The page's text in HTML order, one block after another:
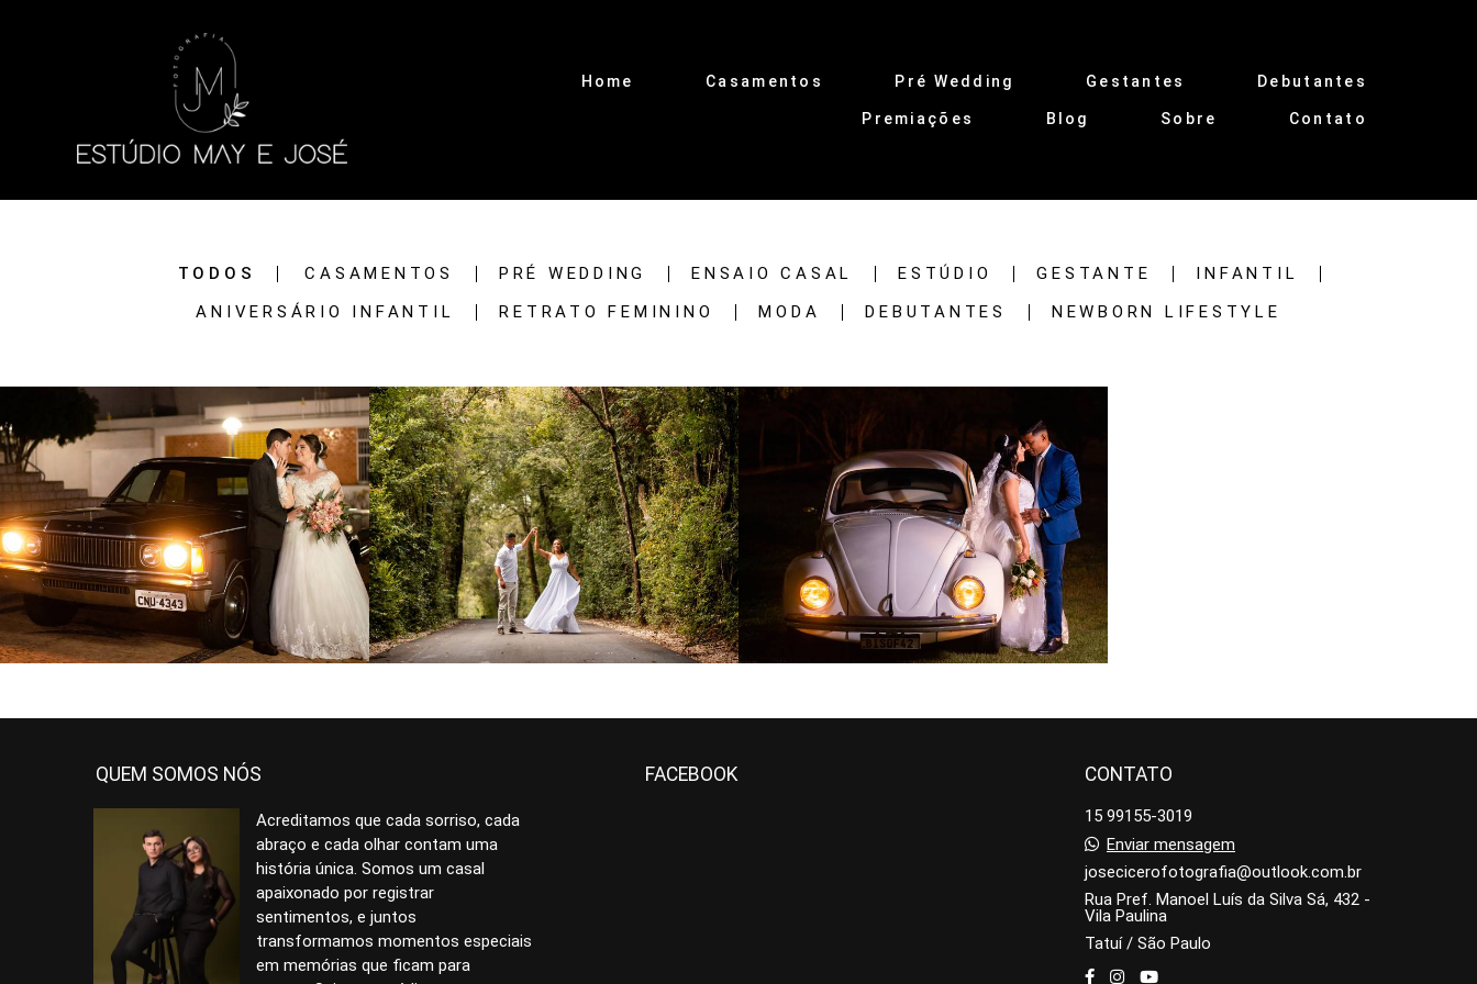
Home Casamentos Pré Wedding Gestantes Debutantes
Premiações Blog Sobre Contato
TODOS CASAMENTOS PRÉ WEDDING ENSAIO CASAL ESTÚDIO GESTANTE
INFANTIL
ANIVERSÁRIO INFANTIL
RETRATO FEMININO MODA DEBUTANTES NEWBORN LIFESTYLE
777 1 864 54 0
QUEM SOMOS NÓS
Acreditamos que cada sorriso, cada
abraço e cada olhar contam uma
história única. Somos um casal
apaixonado por registrar
sentimentos, e juntos
transformamos momentos especiais
em memórias que ficam para
FACEBOOK CONTATO
15 99155-3019
Enviar mensagem
josecicerofotografia@outlook.com.br
Rua Pref. Manoel Luís da Silva Sá, 432 -
Vila Paulina
Tatuí / São Paulo